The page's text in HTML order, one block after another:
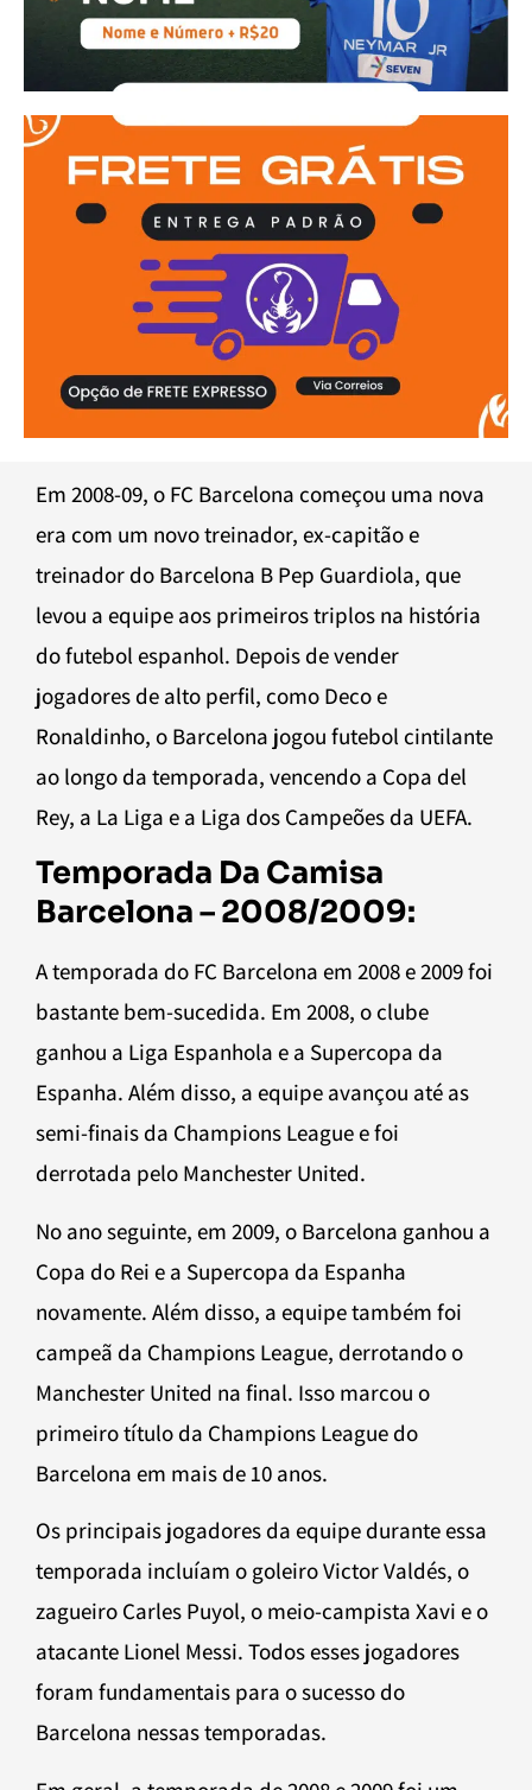
Em 2008-09, o FC Barcelona começou uma nova
era com um novo treinador, ex-capitão e
treinador do Barcelona B Pep Guardiola, que
levou a equipe aos primeiros triplos na história
do futebol espanhol. Depois de vender
jogadores de alto perfil, como Deco e
Ronaldinho, o Barcelona jogou futebol cintilante
ao longo da temporada, vencendo a Copa del
Rey, a La Liga e a Liga dos Campeões da UEFA.
Temporada Da Camisa
Barcelona – 2008/2009:
A temporada do FC Barcelona em 2008 e 2009 foi
bastante bem-sucedida. Em 2008, o clube
ganhou a Liga Espanhola e a Supercopa da
Espanha. Além disso, a equipe avançou até as
semi-finais da Champions League e foi
derrotada pelo Manchester United.
No ano seguinte, em 2009, o Barcelona ganhou a
Copa do Rei e a Supercopa da Espanha
novamente. Além disso, a equipe também foi
campeã da Champions League, derrotando o
Manchester United na final. Isso marcou o
primeiro título da Champions League do
Barcelona em mais de 10 anos.
Os principais jogadores da equipe durante essa
temporada incluíam o goleiro Victor Valdés, o
zagueiro Carles Puyol, o meio-campista Xavi e o
atacante Lionel Messi. Todos esses jogadores
foram fundamentais para o sucesso do
Barcelona nessas temporadas.